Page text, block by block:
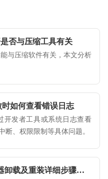
否与压缩工具有关
与压缩软件有关，本文分析
时如何查看错误日志
开发者工具或系统日志查看
断、权限限制等具体问题。
谷歌浏览器下载安装及浏览器卸载及重装详细步骤讲解